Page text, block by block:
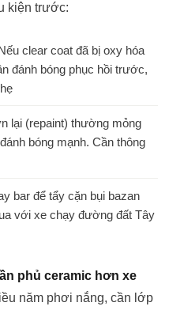
kiện trước:
clear coat đã bị oxy hóa
đánh bóng phục hồi trước,
lại (repaint) thường mỏng
bóng mạnh. Cần thông
bar để tẩy cặn bụi bazan
với xe chạy đường đất Tây
phủ ceramic hơn xe
năm phơi nắng, cần lớp